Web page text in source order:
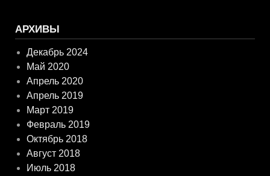
АРХИВЫ
Декабрь 2024
Май 2020
Апрель 2020
Апрель 2019
Март 2019
Февраль 2019
Октябрь 2018
Август 2018
Июль 2018